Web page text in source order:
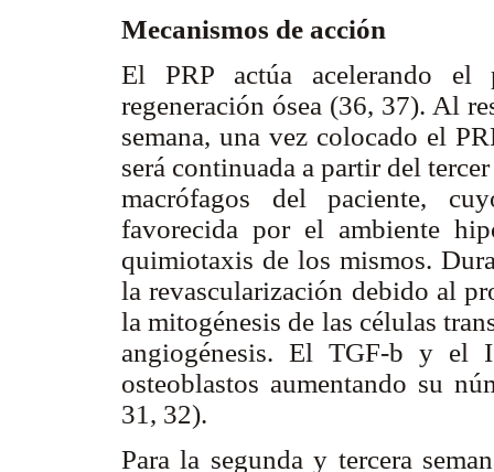
Mecanismos de acción
El PRP actúa acelerando el
regeneración ósea (36, 37). Al
semana, una vez colocado el
será continuada a partir del
macrófagos del paciente,
favorecida por el ambiente
quimiotaxis de los mismos.
la revascularización debido al
la mitogénesis de las células
angiogénesis. El TGF-b y el
osteoblastos aumentando su
31, 32).
Para la segunda y tercera